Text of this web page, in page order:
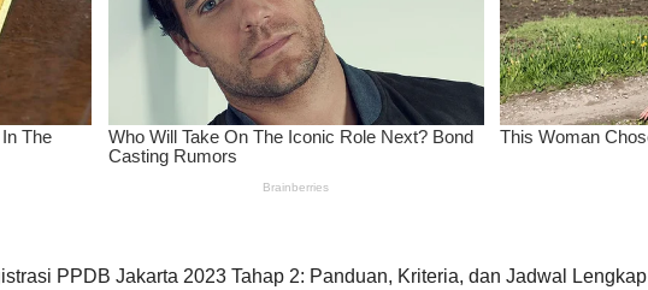
PPDB Jakarta 2023 Tahap 2: Panduan, Kriteria, dan Jadwal Lengkap